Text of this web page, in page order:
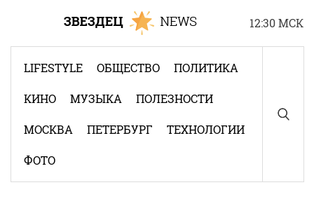
12:30 МСК
LIFESTYLE ОБЩЕСТВО ПОЛИТИКА
КИНО МУЗЫКА ПОЛЕЗНОСТИ
МОСКВА ПЕТЕРБУРГ ТЕХНОЛОГИИ
ФОТО